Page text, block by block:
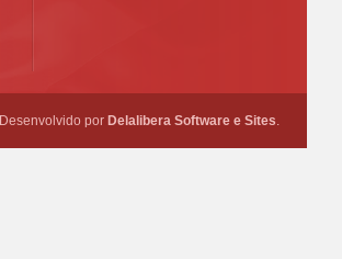
Desenvolvido por Delalibera Software e Sites.